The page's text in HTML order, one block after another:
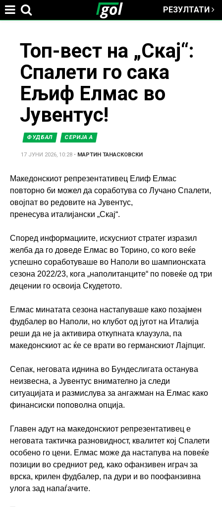
РЕЗУЛТАТИ
YouТоп-вест на „Скај“:
Спалети го сака
Ељиф Елмас во
Јувентус!
ФУДБАЛ СЕРИЈА А
17 ЈУНИ 2026, 10:28 • МАРТИН ТАНАСКОВСКИ
Македонскиот репрезентативец Елиф Елмас
повторно би можел да соработува со Лучано Спалети,
овојпат во редовите на Јувентус,
пренесува италијански „Скај“.
Според информациите, искусниот стратег изразил
желба да го доведе Елмас во Торино, со кого веќе
успешно соработуваше во Наполи во шампионската
сезона 2022/23, кога „наполитанците“ по повеќе од три
децении го освоија Скудетото.
Елмас минатата сезона настапуваше како позајмен
фудбалер во Наполи, но клубот од југот на Италија
реши да не ја активира откупната клаузула, па
македонскиот ас ќе се врати во германскиот Лајпциг.
Сепак, неговата иднина во Бундеслигата останува
неизвесна, а Јувентус внимателно ја следи
ситуацијата и размислува за ангажман на Елмас како
финансиски поповолна опција.
Главен адут на македонскиот репрезентативец е
неговата тактичка разновидност, квалитет кој Спалети
особено го цени. Елмас може да настапува на повеќе
позиции во средниот ред, како офанзивен играч за
врска, крилен фудбалер, па дури и во поофанзивна
улога зад напаѓачите.